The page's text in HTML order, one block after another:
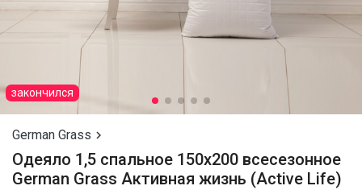
закончился
German Grass 
Одеяло 1,5 спальное 150х200 всесезонное
German Grass Активная жизнь (Active Life)